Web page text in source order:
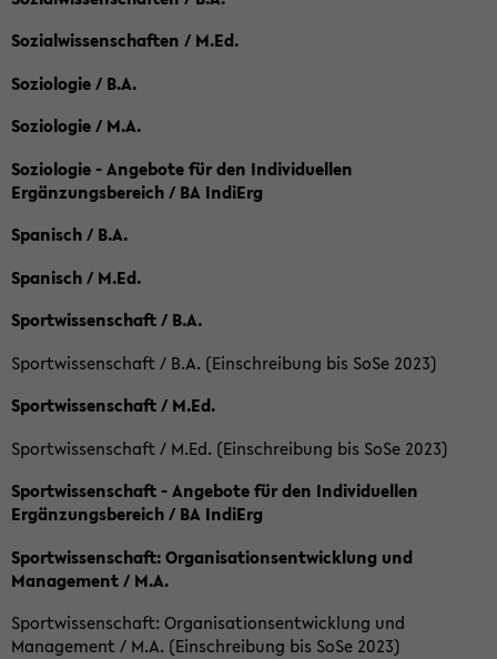
Sozialwissenschaften / M.Ed.
Soziologie / B.A.
Soziologie / M.A.
Soziologie - Angebote für den Individuellen
Ergänzungsbereich / BA IndiErg
Spanisch / B.A.
Spanisch / M.Ed.
Sportwissenschaft / B.A.
Sportwissenschaft / B.A. (Einschreibung bis SoSe 2023)
Sportwissenschaft / M.Ed.
Sportwissenschaft / M.Ed. (Einschreibung bis SoSe 2023)
Sportwissenschaft - Angebote für den Individuellen
Ergänzungsbereich / BA IndiErg
Sportwissenschaft: Organisationsentwicklung und
Management / M.A.
Sportwissenschaft: Organisationsentwicklung und
Management / M.A. (Einschreibung bis SoSe 2023)